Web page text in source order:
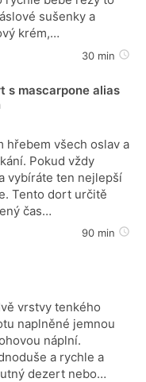
sušenky a
krém,…
30 min
s mascarpone alias
ještě nebyl hodnocen
hřebem všech oslav a
Pokud vždy
vybíráte ten nejlepší
Tento dort určitě
čas…
90 min
ještě nebyl hodnocen
vrstvy tenkého
naplněné jemnou
náplní.
a rychle a
dezert nebo…